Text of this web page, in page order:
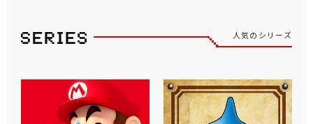
人気のシリーズ